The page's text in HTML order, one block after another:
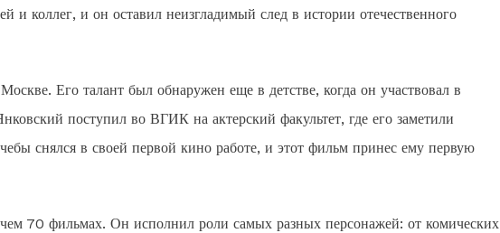
и коллег, и он оставил неизгладимый след в истории отечественного
Его талант был обнаружен еще в детстве, когда он участвовал в
поступил во ВГИК на актерский факультет, где его заметили
снялся в своей первой кино работе, и этот фильм принес ему первую
70 фильмах. Он исполнил роли самых разных персонажей: от комических